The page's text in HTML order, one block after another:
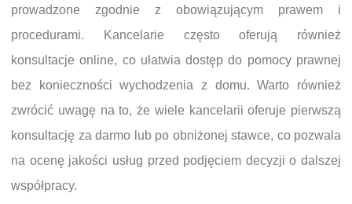
prowadzone zgodnie z obowiązującym prawem i
procedurami. Kancelarie często oferują również
konsultacje online, co ułatwia dostęp do pomocy prawnej
bez konieczności wychodzenia z domu. Warto również
zwrócić uwagę na to, że wiele kancelarii oferuje pierwszą
konsultację za darmo lub po obniżonej stawce, co pozwala
na ocenę jakości usług przed podjęciem decyzji o dalszej
współpracy.